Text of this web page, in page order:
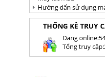
Hướng dấn sử dụng
THỐNG KÊ TRUY
Ðang online:54
Tổng truy cập: